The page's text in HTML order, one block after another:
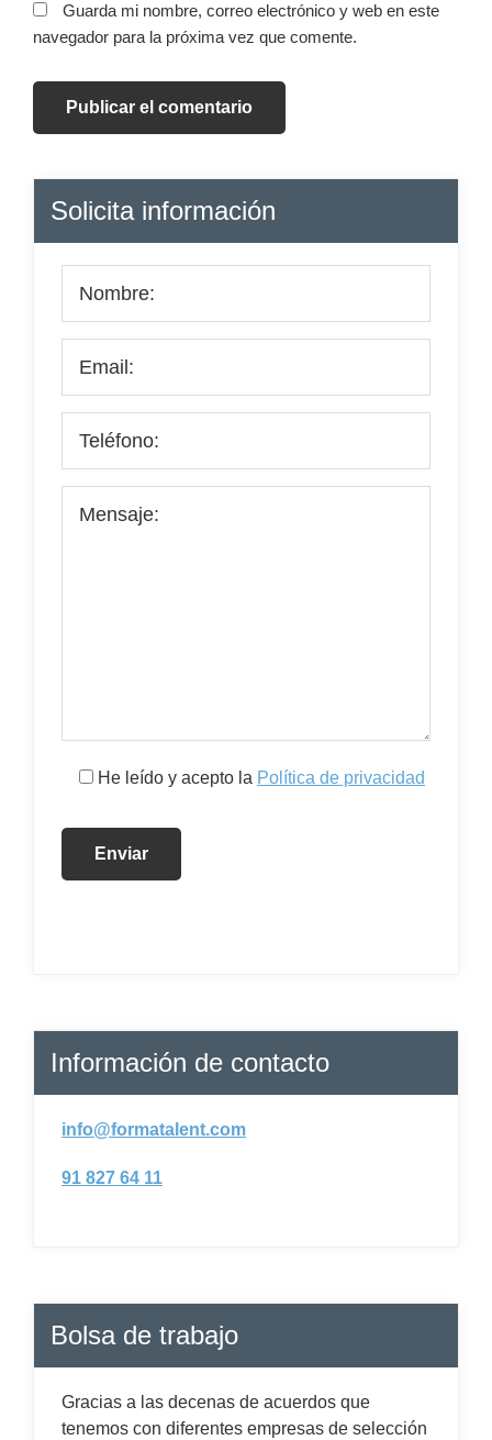
Guarda mi nombre, correo electrónico y web en este
navegador para la próxima vez que comente.
Barra
lateral
principal
Solicita información
He leído y acepto la Política de privacidad
Información de contacto
info@formatalent.com
91 827 64 11
Bolsa de trabajo
Gracias a las decenas de acuerdos que
tenemos con diferentes empresas de selección